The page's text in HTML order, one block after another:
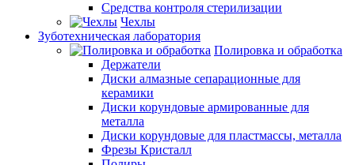
Средства контроля стерилизации
Чехлы
Зуботехническая лаборатория
Полировка и обработка
Держатели
Диски алмазные сепарационные для
керамики
Диски корундовые армированные для
металла
Диски корундовые для пластмассы, металла
Фрезы Кристалл